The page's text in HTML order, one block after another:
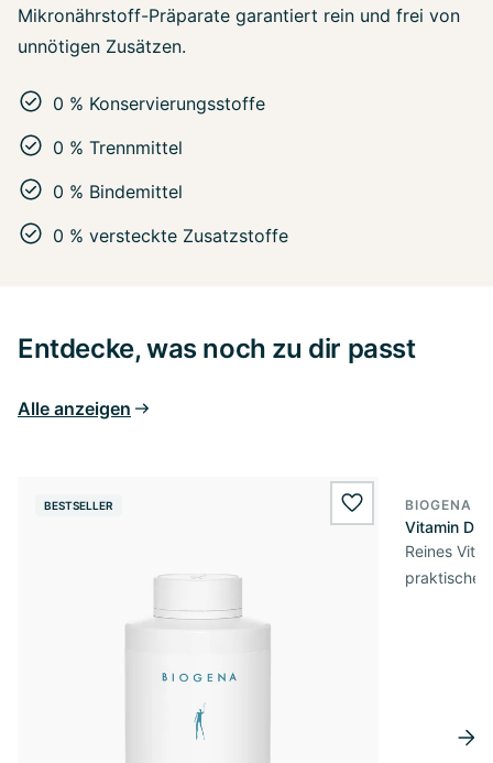
Mikronährstoff-Präparate garantiert rein und frei von
unnötigen Zusätzen.
0 % Konservierungsstoffe
0 % Trennmittel
0 % Bindemittel
0 % versteckte Zusatzstoffe
Entdecke, was noch zu dir passt
Alle anzeigen
BESTSELLER wishlist.add
BIOGENA
Vitamin D3
Reines
praktischer